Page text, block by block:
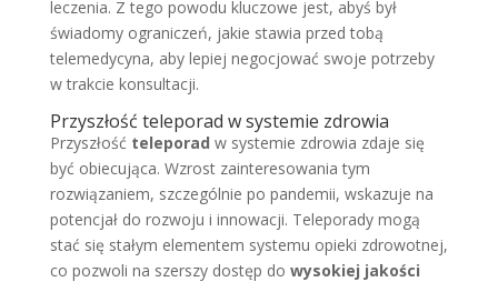
leczenia. Z tego powodu kluczowe jest, abyś był
świadomy ograniczeń, jakie stawia przed tobą
telemedycyna, aby lepiej negocjować swoje potrzeby
w trakcie konsultacji.
Przyszłość teleporad w systemie zdrowia
Przyszłość teleporad w systemie zdrowia zdaje się
być obiecująca. Wzrost zainteresowania tym
rozwiązaniem, szczególnie po pandemii, wskazuje na
potencjał do rozwoju i innowacji. Teleporady mogą
stać się stałym elementem systemu opieki zdrowotnej,
co pozwoli na szerszy dostęp do wysokiej jakości